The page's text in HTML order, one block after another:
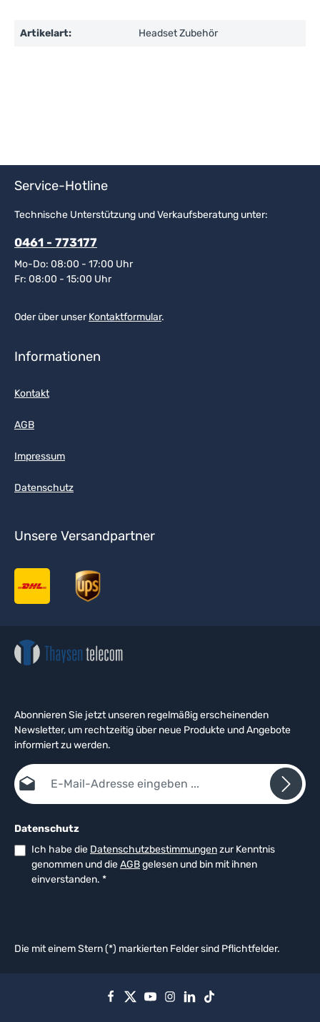
Artikelart: Headset Zubehör
Service-Hotline
Technische Unterstützung und Verkaufsberatung unter:
0461 - 773177
Mo-Do: 08:00 - 17:00 Uhr
Fr: 08:00 - 15:00 Uhr
Oder über unserKontaktformular.
Informationen
Kontakt
AGB
Impressum
Datenschutz
Unsere Versandpartner
Abonnieren Sie jetzt unseren regelmäßig erscheinenden
Newsletter, um rechtzeitig über neue Produkte und Angebote
informiert zu werden.
E-Mail-Adresse*
Datenschutz
Ich habe die Datenschutzbestimmungenzur Kenntnis
genommen und dieAGBgelesen und bin mit ihnen
einverstanden. *
Die mit einem Stern (*) markierten Felder sind Pflichtfelder.